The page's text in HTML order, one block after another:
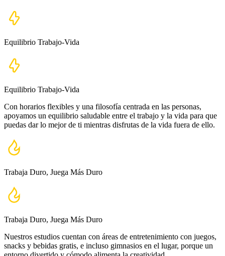
Equilibrio Trabajo-Vida
Equilibrio Trabajo-Vida
Con horarios flexibles y una filosofía centrada en las personas,
apoyamos un equilibrio saludable entre el trabajo y la vida para que
puedas dar lo mejor de ti mientras disfrutas de la vida fuera de ello.
Trabaja Duro, Juega Más Duro
Trabaja Duro, Juega Más Duro
Nuestros estudios cuentan con áreas de entretenimiento con juegos,
snacks y bebidas gratis, e incluso gimnasios en el lugar, porque un